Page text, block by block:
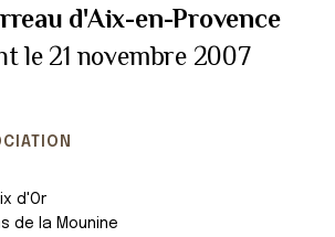
d'Aix-en-Provence
le 21 novembre 2007
d'Or
de la Mounine